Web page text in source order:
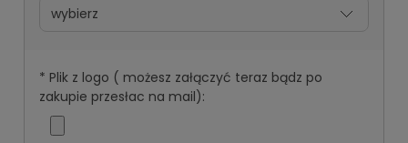
* Plik z logo ( możesz załączyć teraz bądz po
zakupie przesłac na mail):